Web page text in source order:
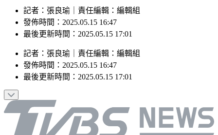
發佈時間：2025.05.15 16:47
最後更新時間：2025.05.15 17:01
發佈時間：2025.05.15 16:47
最後更新時間：2025.05.15 17:01